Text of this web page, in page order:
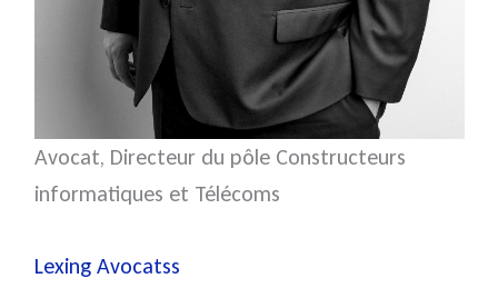
Avocat, Directeur du pôle Constructeurs
informatiques et Télécoms
Lexing Avocatss